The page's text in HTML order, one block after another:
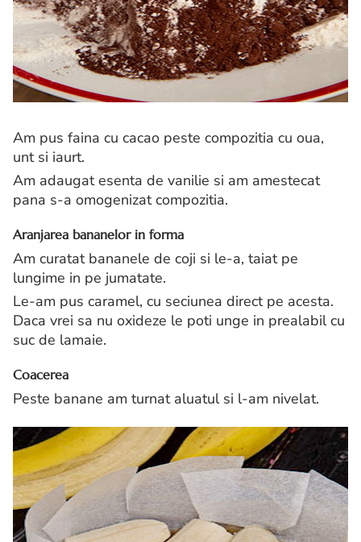
Am pus faina cu cacao peste compozitia cu oua,
unt si iaurt.
Am adaugat esenta de vanilie si am amestecat
pana s-a omogenizat compozitia.
Aranjarea bananelor in forma
Am curatat bananele de coji si le-a, taiat pe
lungime in pe jumatate.
Le-am pus caramel, cu seciunea direct pe acesta.
Daca vrei sa nu oxideze le poti unge in prealabil cu
suc de lamaie.
Coacerea
Peste banane am turnat aluatul si l-am nivelat.